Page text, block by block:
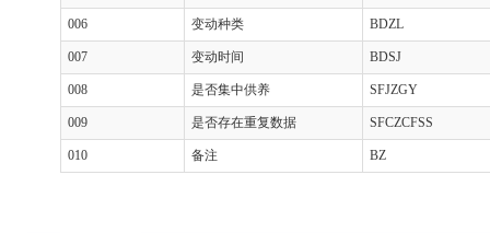
006 变动种类 BDZL
007 变动时间 BDSJ
008 是否集中供养 SFJZGY
009 是否存在重复数据 SFCZCFSS
010 备注 BZ